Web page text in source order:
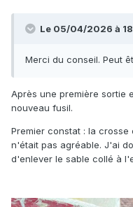
Le 05/04/2026 à
Merci du conseil. Peut
Après une première sortie
nouveau fusil.
Premier constat : la
n'était pas agréable. J'ai
d'enlever le sable collé à